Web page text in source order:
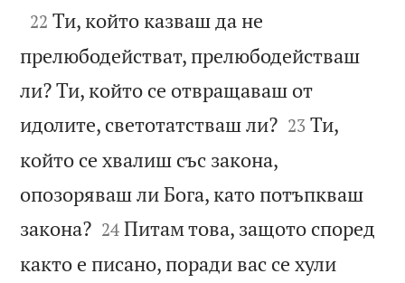

22 Ти, който казваш да не
прелюбодействат, прелюбодействаш
ли? Ти, който се отвращаваш от
идолите, светотатстваш ли?
23 Ти,
който се хвалиш със закона,
опозоряваш ли Бога, като потъпкваш
закона?
24 Питам това, защото според
както е писано, поради вас се хули